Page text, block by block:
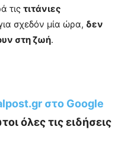
τις τιτάνιες
σχεδόν μία ώρα, δεν
στη ζωή.
στο Google
όλες τις ειδήσεις